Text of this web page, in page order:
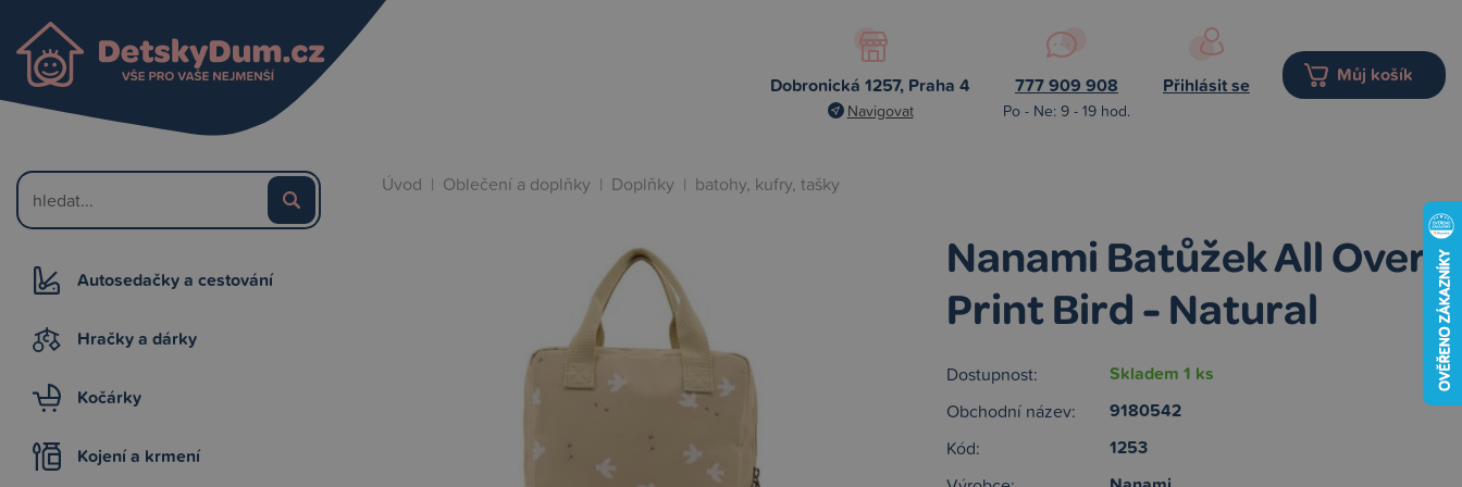
Dobronická 1257, Praha 4
Navigovat
777 909 908
Po - Ne: 9 - 19 hod.
Přihlásit se Můj košík
Autosedačky a cestování
Hračky a dárky
Kočárky
Kojení a krmení
Úvod | Oblečení a doplňky | Doplňky | batohy, kufry, tašky
Nanami Batůžek All Over
Print Bird - Natural
Dostupnost: Skladem 1 ks
Obchodní název: 9180542
Kód: 1253